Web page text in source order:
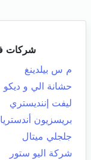
شركات
م س بيلدينغ
حشانة الي و ديكو
ليفت إننديستري
بريسزيون
جلجلي ميتال
شركة اليو ستور